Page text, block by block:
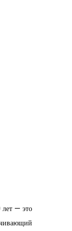
лет — это